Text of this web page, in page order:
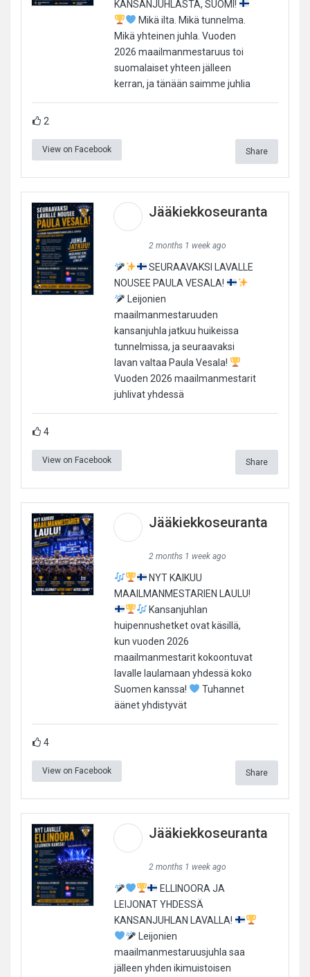
KANSANJUHLASTA, SUOMI!
Mikä ilta. Mikä tunnelma.
Mikä yhteinen juhla. Vuoden
2026 maailmanmestaruus toi
suomalaiset yhteen jälleen
kerran, ja tänään saimme juhlia
2
View on Facebook Share
Jääkiekkoseuranta
2 months 1 week ago
SEURAAVAKSI LAVALLE
NOUSEE PAULA VESALA!
Leijonien
maailmanmestaruuden
kansanjuhla jatkuu huikeissa
tunnelmissa, ja seuraavaksi
lavan valtaa Paula Vesala!
Vuoden 2026 maailmanmestarit
juhlivat yhdessä
4
View on Facebook Share
Jääkiekkoseuranta
2 months 1 week ago
NYT KAIKUU
MAAILMANMESTARIEN LAULU!
Kansanjuhlan
huipennushetket ovat käsillä,
kun vuoden 2026
maailmanmestarit kokoontuvat
lavalle laulamaan yhdessä koko
Suomen kanssa!
Tuhannet
äänet yhdistyvät
4
View on Facebook Share
Jääkiekkoseuranta
2 months 1 week ago
ELLINOORA JA
LEIJONAT YHDESSÄ
KANSANJUHLAN LAVALLA!
Leijonien
maailmanmestaruusjuhla saa
jälleen yhden ikimuistoisen